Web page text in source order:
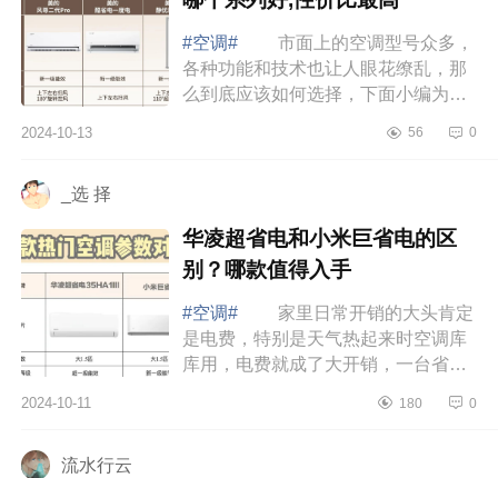
#空调#
市面上的空调型号众多，
各种功能和技术也让人眼花缭乱，那
么到底应该如何选择，下面小编为大
空调哪个系列好,性价比最高 美的
2024-10-13 56 0
_选 择
华凌超省电和小米巨省电的区
别？哪款值得入手
#空调#
家里日常开销的大头肯定
是电费，特别是天气热起来时空调库
库用，电费就成了大开销，一台省电
笔电费，下面小编为大家介绍下华凌
2024-10-11 180 0
流水行云